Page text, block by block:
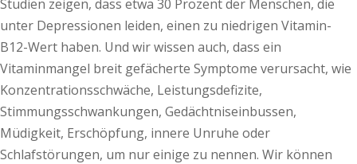
Studien zeigen, dass etwa 30 Prozent der Menschen, die
unter Depressionen leiden, einen zu niedrigen Vitamin-
B12-Wert haben. Und wir wissen auch, dass ein
Vitaminmangel breit gefächerte Symptome verursacht, wie
Konzentrationsschwäche, Leistungsdefizite,
Stimmungsschwankungen, Gedächtniseinbussen,
Müdigkeit, Erschöpfung, innere Unruhe oder
Schlafstörungen, um nur einige zu nennen. Wir können